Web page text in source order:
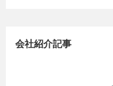
会社紹介記事